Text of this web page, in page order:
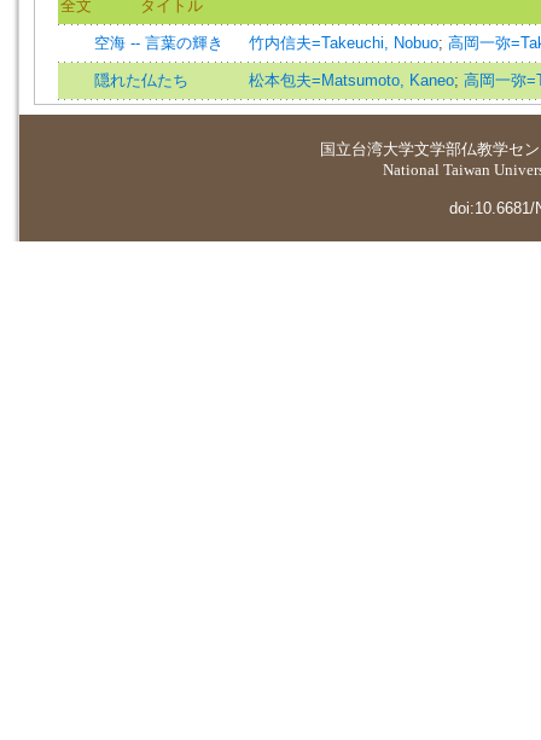
全文 タイトル
空海 -- 言葉の輝き 竹内信夫=Takeuchi, Nobuo; 高岡一弥
隠れた仏たち 松本包夫=Matsumoto, Kaneo; 高岡一弥
国立台湾大学文学部仏教学セ
National Taiwan
doi:10.6681/